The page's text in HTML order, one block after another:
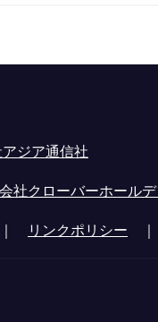
ジア通信社
社クローバーホール
リンクポリシー